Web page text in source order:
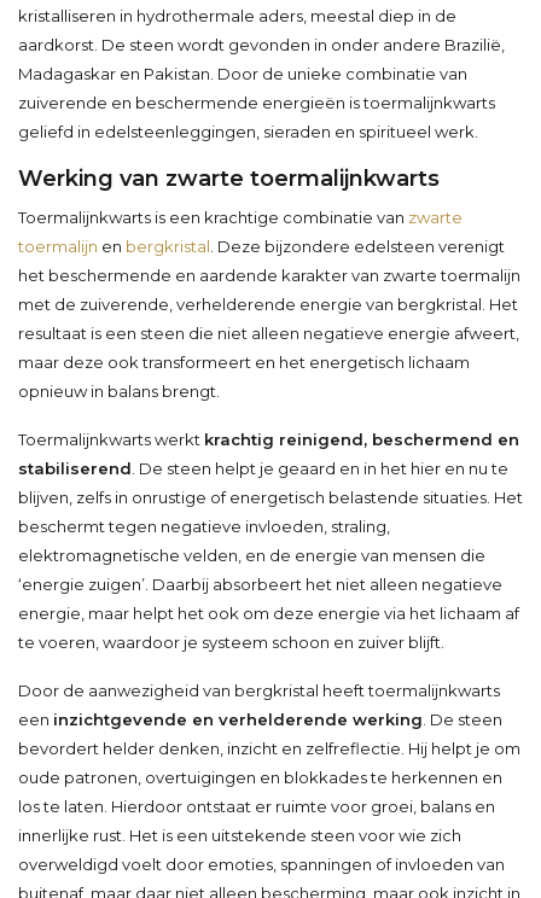
kristalliseren in hydrothermale aders, meestal diep in de
aardkorst. De steen wordt gevonden in onder andere Brazilië,
Madagaskar en Pakistan. Door de unieke combinatie van
zuiverende en beschermende energieën is toermalijnkwarts
geliefd in edelsteenleggingen, sieraden en spiritueel werk.
Werking van zwarte toermalijnkwarts
Toermalijnkwarts is een krachtige combinatie van zwarte
toermalijn en bergkristal . Deze bijzondere edelsteen verenigt
het beschermende en aardende karakter van zwarte toermalijn
met de zuiverende, verhelderende energie van bergkristal. Het
resultaat is een steen die niet alleen negatieve energie afweert,
maar deze ook transformeert en het energetisch lichaam
opnieuw in balans brengt.
Toermalijnkwarts werkt krachtig reinigend, beschermend en
stabiliserend . De steen helpt je geaard en in het hier en nu te
blijven, zelfs in onrustige of energetisch belastende situaties. Het
beschermt tegen negatieve invloeden, straling,
elektromagnetische velden, en de energie van mensen die
‘energie zuigen’. Daarbij absorbeert het niet alleen negatieve
energie, maar helpt het ook om deze energie via het lichaam af
te voeren, waardoor je systeem schoon en zuiver blijft.
Door de aanwezigheid van bergkristal heeft toermalijnkwarts
een inzichtgevende en verhelderende werking . De steen
bevordert helder denken, inzicht en zelfreflectie. Hij helpt je om
oude patronen, overtuigingen en blokkades te herkennen en
los te laten. Hierdoor ontstaat er ruimte voor groei, balans en
innerlijke rust. Het is een uitstekende steen voor wie zich
overweldigd voelt door emoties, spanningen of invloeden van
buitenaf, maar daar niet alleen bescherming, maar ook inzicht in